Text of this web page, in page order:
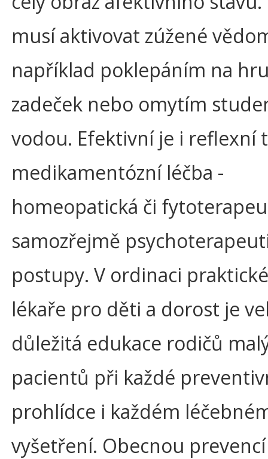
musí aktivovat zúžené
například poklepáním na
zadeček nebo omytím
vodou. Efektivní je i reflexní
medikamentózní léčba -
homeopatická či
samozřejmě
postupy. V ordinaci
lékaře pro děti a dorost je
důležitá edukace rodičů
pacientů při každé
prohlídce i každém
vyšetření. Obecnou